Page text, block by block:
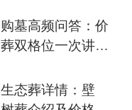
墓高频问答：价
双格位一次讲清
态葬详情：壁